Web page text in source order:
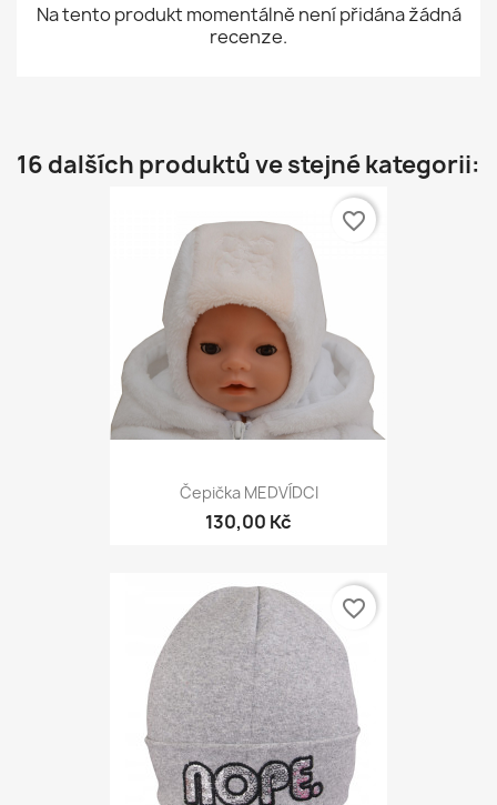
Na tento produkt momentálně není přidána žádná
recenze.
16 dalších produktů ve stejné kategorii:
Čepička MEDVÍDCI
130,00 Kč
favorite_border
favorite_border